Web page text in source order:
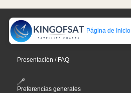
Página de Inicio
Presentación / FAQ
Preferencias generales